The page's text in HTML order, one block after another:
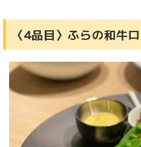
〈4品目〉ふらの和牛